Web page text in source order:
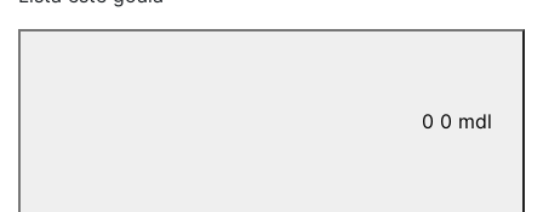
0 0 mdl